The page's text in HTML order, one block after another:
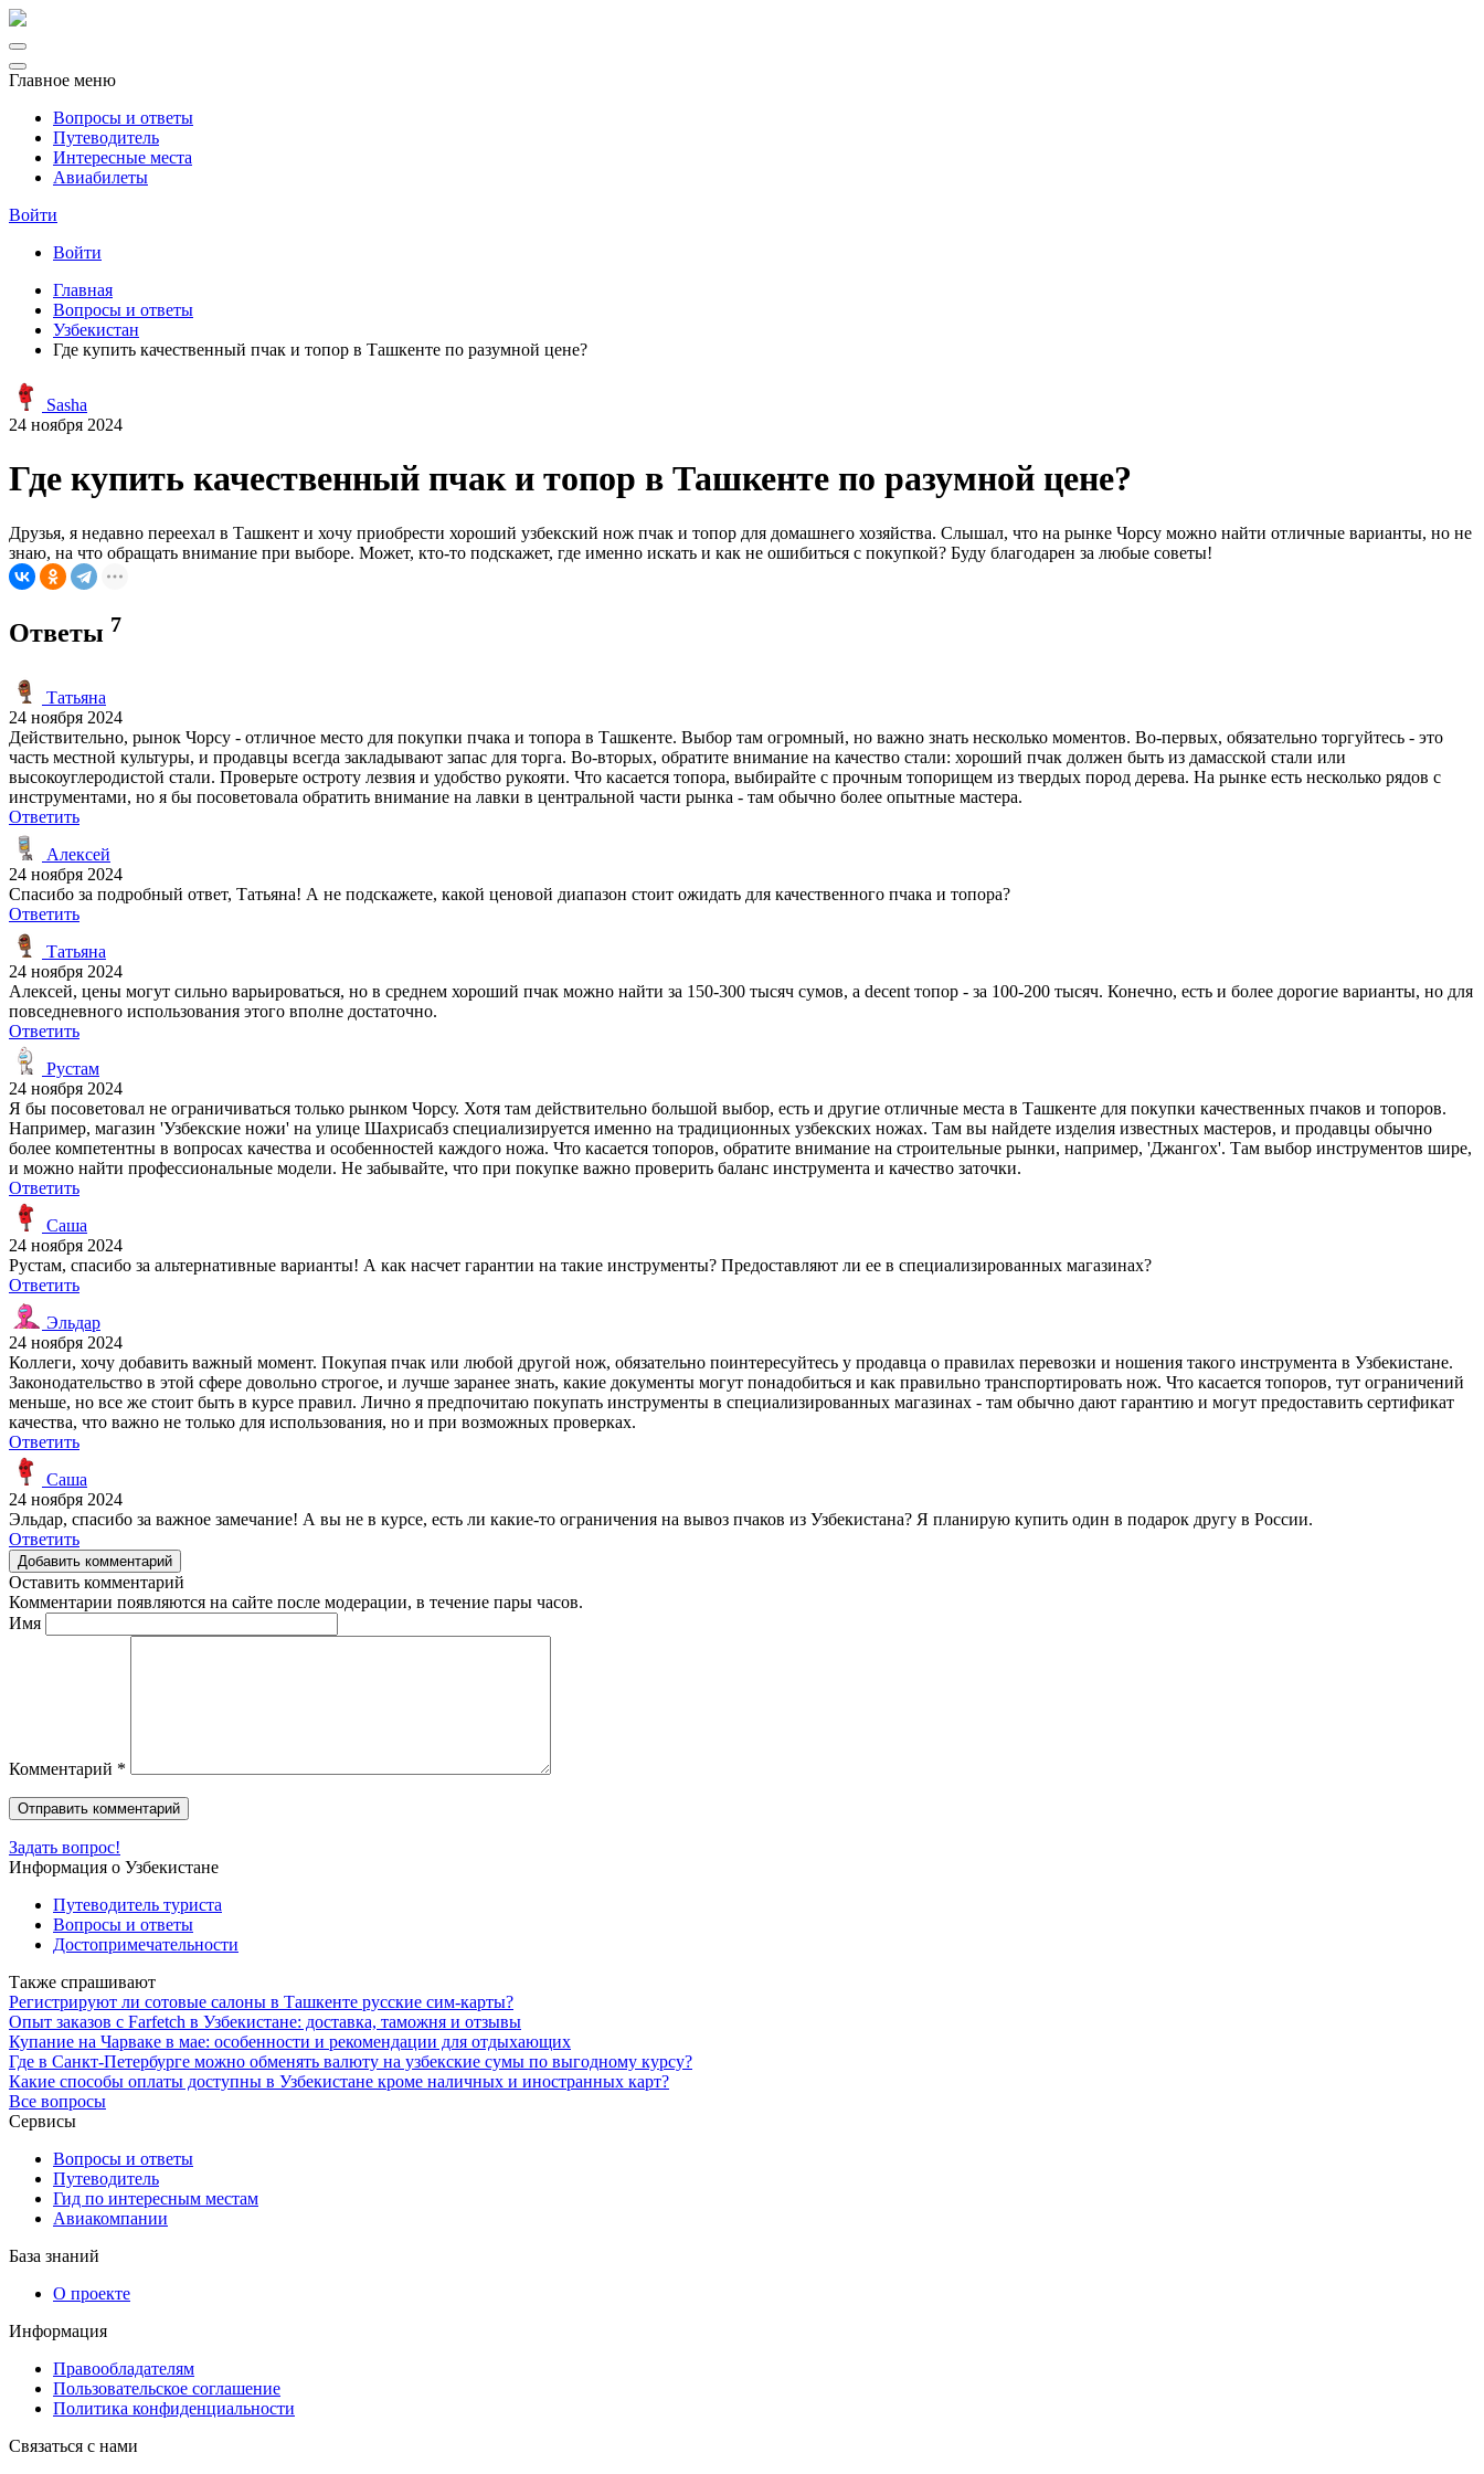
Главное меню
Вопросы и ответы
Путеводитель
Интересные места
Авиабилеты
Войти
Войти
Главная
Вопросы и ответы
Узбекистан
Где купить качественный пчак и топор в Ташкенте по разумной цене?
Sasha
24 ноября 2024
Где купить качественный пчак и топор в Ташкенте по разумной цене?
Друзья, я недавно переехал в Ташкент и хочу приобрести хороший узбекский нож пчак и топор для домашнего хозяйства. Слышал, что на рынке Чорсу можно найти отличные варианты, но не
знаю, на что обращать внимание при выборе. Может, кто-то подскажет, где именно искать и как не ошибиться с покупкой? Буду благодарен за любые советы!
Ответы 7
Татьяна
24 ноября 2024
Действительно, рынок Чорсу - отличное место для покупки пчака и топора в Ташкенте. Выбор там огромный, но важно знать несколько моментов. Во-первых, обязательно торгуйтесь - это
часть местной культуры, и продавцы всегда закладывают запас для торга. Во-вторых, обратите внимание на качество стали: хороший пчак должен быть из дамасской стали или
высокоуглеродистой стали. Проверьте остроту лезвия и удобство рукояти. Что касается топора, выбирайте с прочным топорищем из твердых пород дерева. На рынке есть несколько рядов с
инструментами, но я бы посоветовала обратить внимание на лавки в центральной части рынка - там обычно более опытные мастера.
Ответить
Алексей
24 ноября 2024
Спасибо за подробный ответ, Татьяна! А не подскажете, какой ценовой диапазон стоит ожидать для качественного пчака и топора?
Ответить
Татьяна
24 ноября 2024
Алексей, цены могут сильно варьироваться, но в среднем хороший пчак можно найти за 150-300 тысяч сумов, а decent топор - за 100-200 тысяч. Конечно, есть и более дорогие варианты, но для
повседневного использования этого вполне достаточно.
Ответить
Рустам
24 ноября 2024
Я бы посоветовал не ограничиваться только рынком Чорсу. Хотя там действительно большой выбор, есть и другие отличные места в Ташкенте для покупки качественных пчаков и топоров.
Например, магазин 'Узбекские ножи' на улице Шахрисабз специализируется именно на традиционных узбекских ножах. Там вы найдете изделия известных мастеров, и продавцы обычно
более компетентны в вопросах качества и особенностей каждого ножа. Что касается топоров, обратите внимание на строительные рынки, например, 'Джангох'. Там выбор инструментов шире,
и можно найти профессиональные модели. Не забывайте, что при покупке важно проверить баланс инструмента и качество заточки.
Ответить
Саша
24 ноября 2024
Рустам, спасибо за альтернативные варианты! А как насчет гарантии на такие инструменты? Предоставляют ли ее в специализированных магазинах?
Ответить
Эльдар
24 ноября 2024
Коллеги, хочу добавить важный момент. Покупая пчак или любой другой нож, обязательно поинтересуйтесь у продавца о правилах перевозки и ношения такого инструмента в Узбекистане.
Законодательство в этой сфере довольно строгое, и лучше заранее знать, какие документы могут понадобиться и как правильно транспортировать нож. Что касается топоров, тут ограничений
меньше, но все же стоит быть в курсе правил. Лично я предпочитаю покупать инструменты в специализированных магазинах - там обычно дают гарантию и могут предоставить сертификат
качества, что важно не только для использования, но и при возможных проверках.
Ответить
Саша
24 ноября 2024
Эльдар, спасибо за важное замечание! А вы не в курсе, есть ли какие-то ограничения на вывоз пчаков из Узбекистана? Я планирую купить один в подарок другу в России.
Ответить
Добавить комментарий
Оставить комментарий
Комментарии появляются на сайте после модерации, в течение пары часов.
Имя
Комментарий *
Задать вопрос!
Информация о Узбекистане
Путеводитель туриста
Вопросы и ответы
Достопримечательности
Также спрашивают
Регистрируют ли сотовые салоны в Ташкенте русские сим-карты?
Опыт заказов с Farfetch в Узбекистане: доставка, таможня и отзывы
Купание на Чарваке в мае: особенности и рекомендации для отдыхающих
Где в Санкт-Петербурге можно обменять валюту на узбекские сумы по выгодному курсу?
Какие способы оплаты доступны в Узбекистане кроме наличных и иностранных карт?
Все вопросы
Сервисы
Вопросы и ответы
Путеводитель
Гид по интересным местам
Авиакомпании
База знаний
О проекте
Информация
Правообладателям
Пользовательское соглашение
Политика конфиденциальности
Связаться с нами